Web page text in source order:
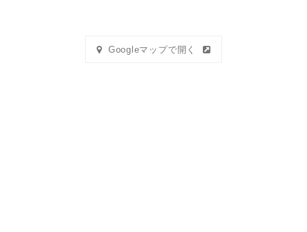
Googleマップで開く